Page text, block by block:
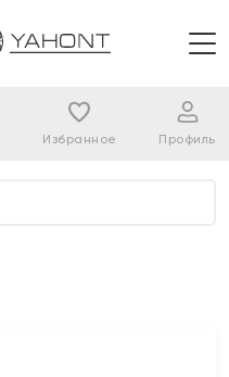
Избранное Профиль